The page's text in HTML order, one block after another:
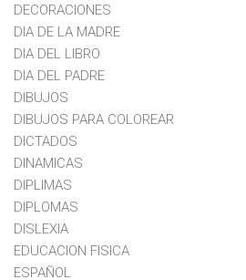
DECORACIONES
DIA DE LA MADRE
DIA DEL LIBRO
DIA DEL PADRE
DIBUJOS
DIBUJOS PARA COLOREAR
DICTADOS
DINAMICAS
DIPLIMAS
DIPLOMAS
DISLEXIA
EDUCACION FISICA
ESPAÑOL